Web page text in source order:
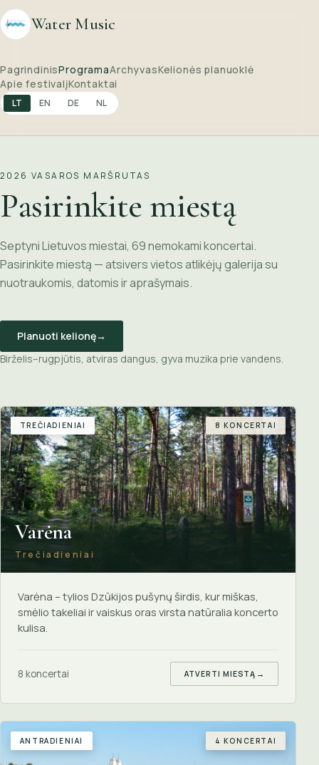
Water Music
PagrindinisProgramaArchyvasKelionės planuoklė
Apie festivalįKontaktai
LT EN DE NL
2026 VASAROS MARŠRUTAS
Pasirinkite miestą
Septyni Lietuvos miestai, 69 nemokami koncertai.
Pasirinkite miestą — atsivers vietos atlikėjų galerija su
nuotraukomis, datomis ir aprašymais.
Planuoti kelionę→
Birželis–rugpjūtis, atviras dangus, gyva muzika prie vandens.
TREČIADIENIAI 8 KONCERTAI
Varėna
Trečiadieniai
Varėna – tylios Dzūkijos pušynų širdis, kur miškas,
smėlio takeliai ir vaiskus oras virsta natūralia koncerto
kulisa.
8 koncertai ATVERTI MIESTĄ →
ANTRADIENIAI 4 KONCERTAI